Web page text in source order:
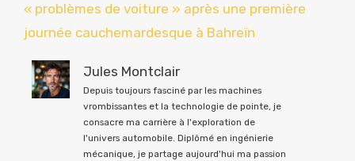
« problèmes de voiture » après une première
journée cauchemardesque à Bahreïn
Jules Montclair
Depuis toujours fasciné par les machines
vrombissantes et la technologie de pointe, je
consacre ma carrière à l'exploration de
l'univers automobile. Diplômé en ingénierie
mécanique, je partage aujourd'hui ma passion